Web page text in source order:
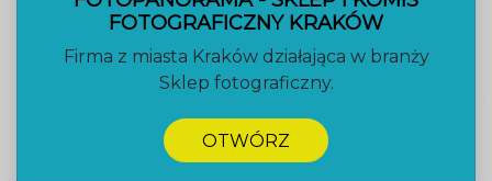
FOTOGRAFICZNY KRAKÓW
Firma z miasta Kraków działająca w branży
Sklep fotograficzny.
OTWÓRZ